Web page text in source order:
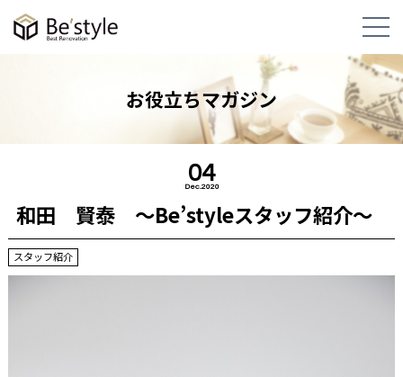
お役立ちマガジン
04
Dec.2020
和田 賢泰 ～Be’styleスタッフ紹介～
スタッフ紹介